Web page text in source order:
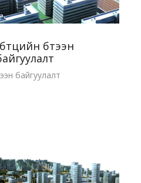
бүтээн
байгуулалт